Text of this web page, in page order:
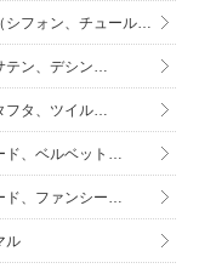
シフォン、チュール…
テン、デシン…
フタ、ツイル…
ド、ベルベット…
ド、ファンシー…
ル